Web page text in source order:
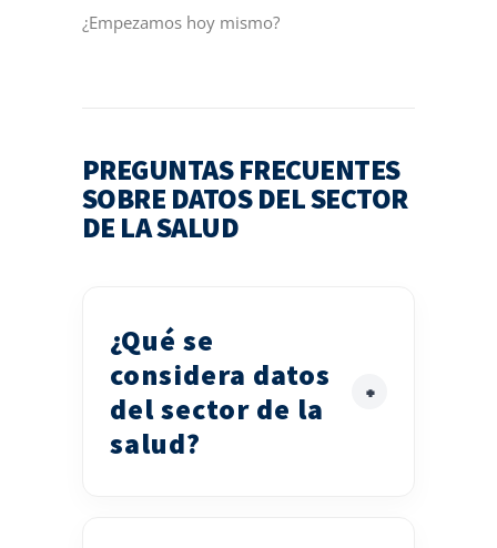
¿Empezamos hoy mismo?
PREGUNTAS FRECUENTES
SOBRE DATOS DEL SECTOR
DE LA SALUD
¿Qué se
considera datos
del sector de la
salud?